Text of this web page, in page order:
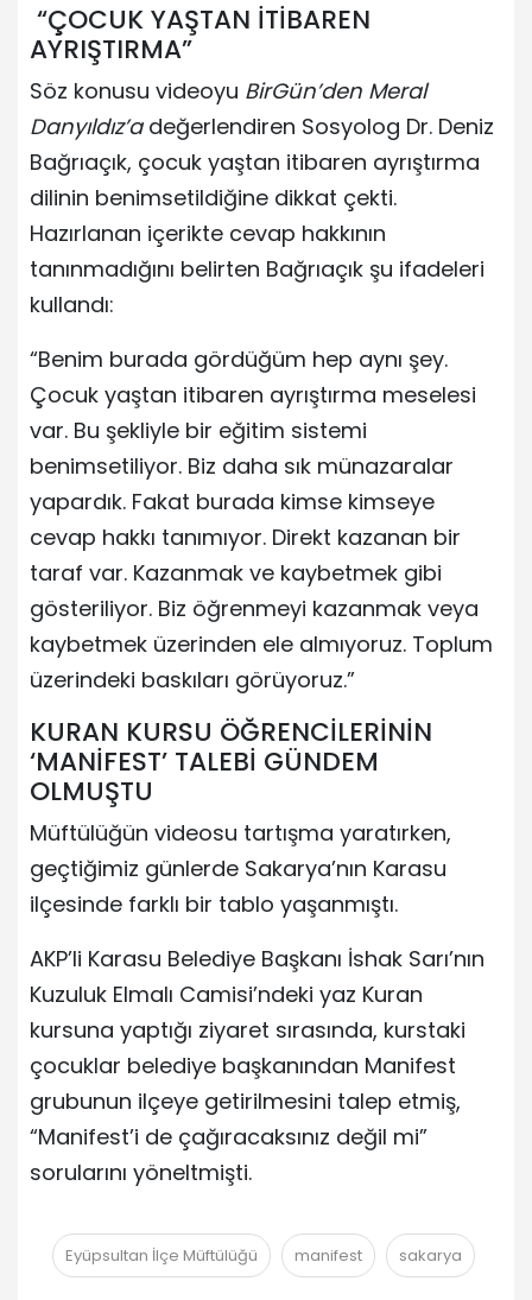
“ÇOCUK YAŞTAN İTİBAREN
AYRIŞTIRMA”
Söz konusu videoyu BirGün’den Meral
Danyıldız’adeğerlendiren Sosyolog Dr. Deniz
Bağrıaçık, çocuk yaştan itibaren ayrıştırma
dilinin benimsetildiğine dikkat çekti.
Hazırlanan içerikte cevap hakkının
tanınmadığını belirten Bağrıaçık şu ifadeleri
kullandı:
“Benim burada gördüğüm hep aynı şey.
Çocuk yaştan itibaren ayrıştırma meselesi
var. Bu şekliyle bir eğitim sistemi
benimsetiliyor. Biz daha sık münazaralar
yapardık. Fakat burada kimse kimseye
cevap hakkı tanımıyor. Direkt kazanan bir
taraf var. Kazanmak ve kaybetmek gibi
gösteriliyor. Biz öğrenmeyi kazanmak veya
kaybetmek üzerinden ele almıyoruz. Toplum
üzerindeki baskıları görüyoruz.”
KURAN KURSU ÖĞRENCİLERİNİN
‘MANİFEST’ TALEBİ GÜNDEM
OLMUŞTU
Müftülüğün videosu tartışma yaratırken,
geçtiğimiz günlerde Sakarya’nın Karasu
ilçesinde farklı bir tablo yaşanmıştı.
AKP’li Karasu Belediye Başkanı İshak Sarı’nın
Kuzuluk Elmalı Camisi’ndeki yaz Kuran
kursuna yaptığı ziyaret sırasında, kurstaki
çocuklar belediye başkanından Manifest
grubunun ilçeye getirilmesini talep etmiş,
“Manifest’i de çağıracaksınız değil mi”
sorularını yöneltmişti.
Eyüpsultan İlçe Müftülüğü manifest sakarya